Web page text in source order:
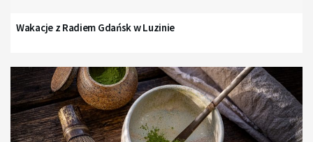
Wakacje z Radiem Gdańsk w Luzinie